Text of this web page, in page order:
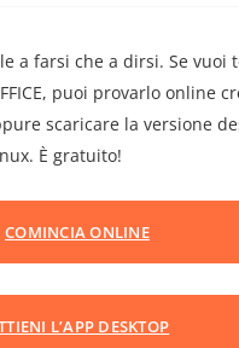
a farsi che a dirsi. Se vuoi
puoi provarlo online
scaricare la versione
È gratuito!
COMINCIA ONLINE
L’APP DESKTOP